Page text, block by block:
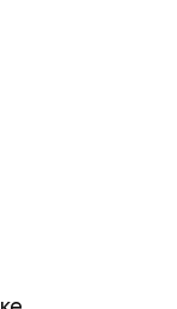
в городке
и рано
отрок
дядя, епископ
чтецом, а
в